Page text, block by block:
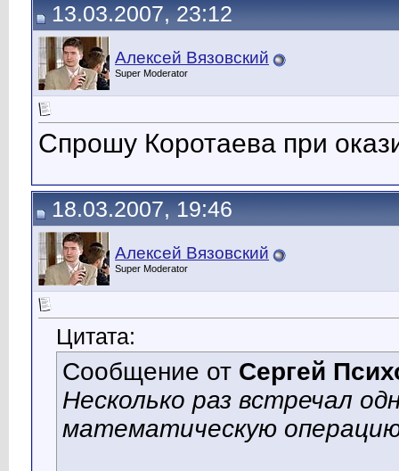
13.03.2007, 23:12
Алексей Вязовский
Super Moderator
Спрошу Коротаева при
18.03.2007, 19:46
Алексей Вязовский
Super Moderator
Цитата:
Сообщение от Сергей
Несколько раз встречал
математическую